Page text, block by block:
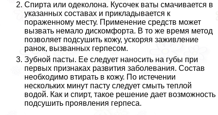
Спирта или одеколона. Кусочек ваты смачивается в
указанных составах и прикладывается к
пораженному месту. Применение средств может
вызвать немало дискомфорта. В то же время метод
позволяет подсушить кожу, ускоряя заживление
ранок, вызванных гepпeсом.
Зубной пасты. Ее следует наносить на губы при
первых признаках развития заболевания. Состав
необходимо втирать в кожу. По истечении
нескольких минут пасту следует смыть теплой
водой. Как и спирт, такое решение дает возможность
подсушить проявления гepпeса.